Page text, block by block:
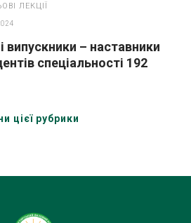
коледжу
років.
ЛЕКЦІЇ
випускники – наставники
спеціальності 192
цієї рубрики